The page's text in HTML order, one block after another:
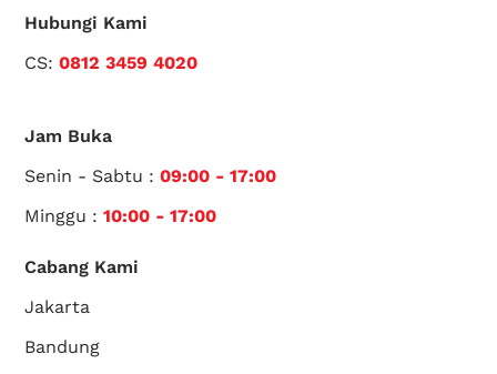
Hubungi Kami
CS:0812 3459 4020
Jam Buka
Senin - Sabtu :09:00 - 17:00
Minggu :10:00 - 17:00
Cabang Kami
Jakarta
Bandung